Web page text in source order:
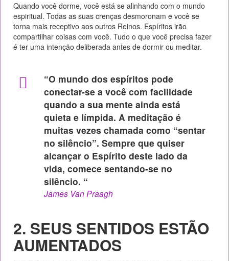
Quando você dorme, você está se alinhando com o mundo
espiritual. Todas as suas crenças desmoronam e você se
torna mais receptivo aos outros Reinos. Espíritos irão
compartilhar coisas com você. Tudo o que você precisa fazer
é ter uma intenção deliberada antes de dormir ou meditar.
“O mundo dos espíritos pode
conectar-se a você com facilidade
quando a sua mente ainda está
quieta e límpida. A meditação é
muitas vezes chamada como “sentar
no silêncio”. Sempre que quiser
alcançar o Espírito deste lado da
vida, comece sentando-se no
silêncio. “
James Van Praagh
2. SEUS SENTIDOS ESTÃO
AUMENTADOS